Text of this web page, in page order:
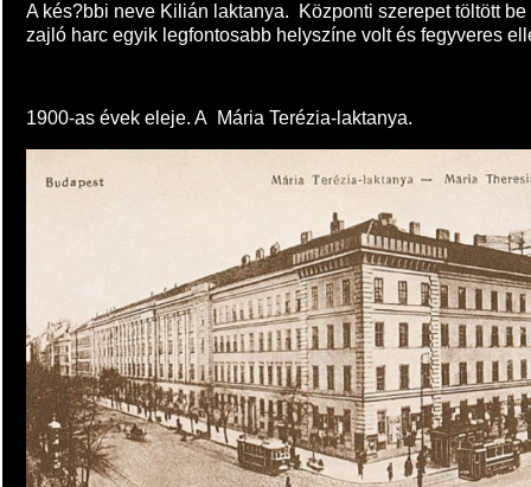
A kés?bbi neve Kilián laktanya. Központi szerepet töltött
zajló harc egyik legfontosabb helyszíne volt és fegyveres
1900-as évek eleje. A Mária Terézia-laktanya.